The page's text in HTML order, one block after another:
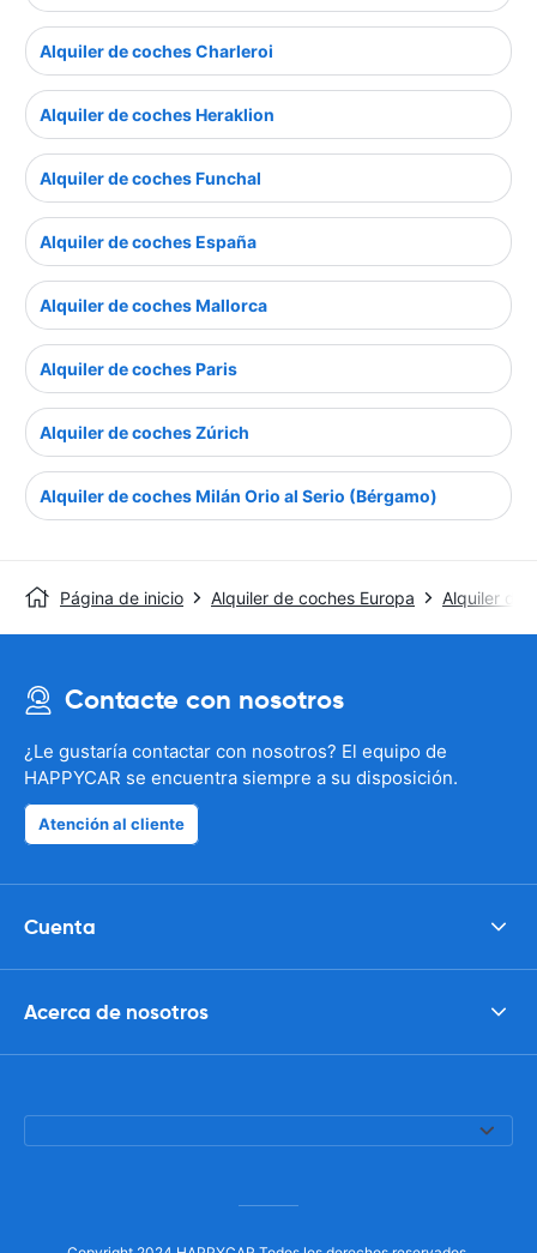
Alquiler de coches Charleroi
Alquiler de coches Heraklion
Alquiler de coches Funchal
Alquiler de coches España
Alquiler de coches Mallorca
Alquiler de coches Paris
Alquiler de coches Zúrich
Alquiler de coches Milán Orio al Serio (Bérgamo)
Página de inicio Alquiler de coches Europa Alquiler de
Contacte con nosotros
¿Le gustaría contactar con nosotros? El equipo de
HAPPYCAR se encuentra siempre a su disposición.
Atención al cliente
Cuenta
Acerca de nosotros